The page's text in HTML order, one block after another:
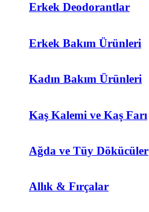
Erkek Deodorantlar
Erkek Bakım Ürünleri
Kadın Bakım Ürünleri
Kaş Kalemi ve Kaş Farı
Ağda ve Tüy Dökücüler
Allık & Fırçalar